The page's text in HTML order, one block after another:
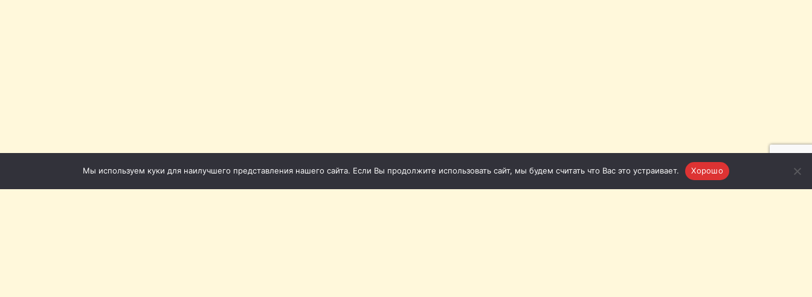
Мы используем куки для наилучшего представления нашего сайта. Если Вы продолжите использовать сайт, мы будем считать что Вас это устраивает. Хорошо